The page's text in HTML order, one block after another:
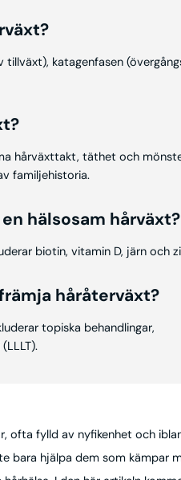
tillväxt), katagenfasen
hårväxttakt, täthet och
familjehistoria.
hälsosam hårväxt?
biotin, vitamin D, järn och
håråterväxt?
topiska behandlingar,
ofta fylld av nyfikenhet och
bara hjälpa dem som kämpar